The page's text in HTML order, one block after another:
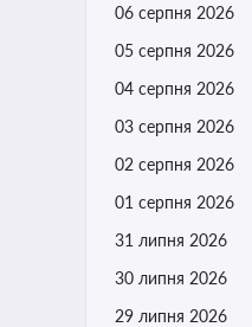
06 серпня 2026
05 серпня 2026
04 серпня 2026
03 серпня 2026
02 серпня 2026
01 серпня 2026
31 липня 2026
30 липня 2026
29 липня 2026